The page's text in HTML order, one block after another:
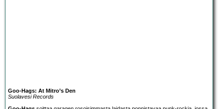
Goo-Hags: At Mitro’s Den
Suolavesi Records